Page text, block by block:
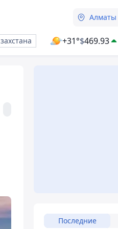
Алматы
+31°$469.93
Последние